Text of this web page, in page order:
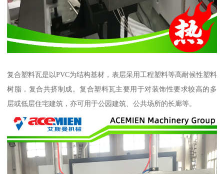
复合塑料瓦是以PVC为结构基材，表层采用工程塑料等高耐候性塑料
树脂，复合共挤制成。复合塑料瓦主要用于对装饰性要求较高的多
层或低层住宅建筑，亦可用于公园建筑、公共场所的长廊等。